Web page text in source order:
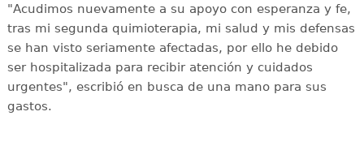
"Acudimos nuevamente a su apoyo con esperanza y fe,
tras mi segunda quimioterapia, mi salud y mis defensas
se han visto seriamente afectadas, por ello he debido
ser hospitalizada para recibir atención y cuidados
urgentes", escribió en busca de una mano para sus
gastos.